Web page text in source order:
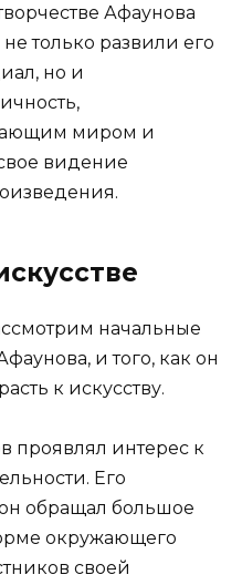
Афаунова
только развили его
но и
миром и
видение
начальные
и того, как он
к искусству.
проявлял интерес к
Его
обращал большое
окружающего
своей